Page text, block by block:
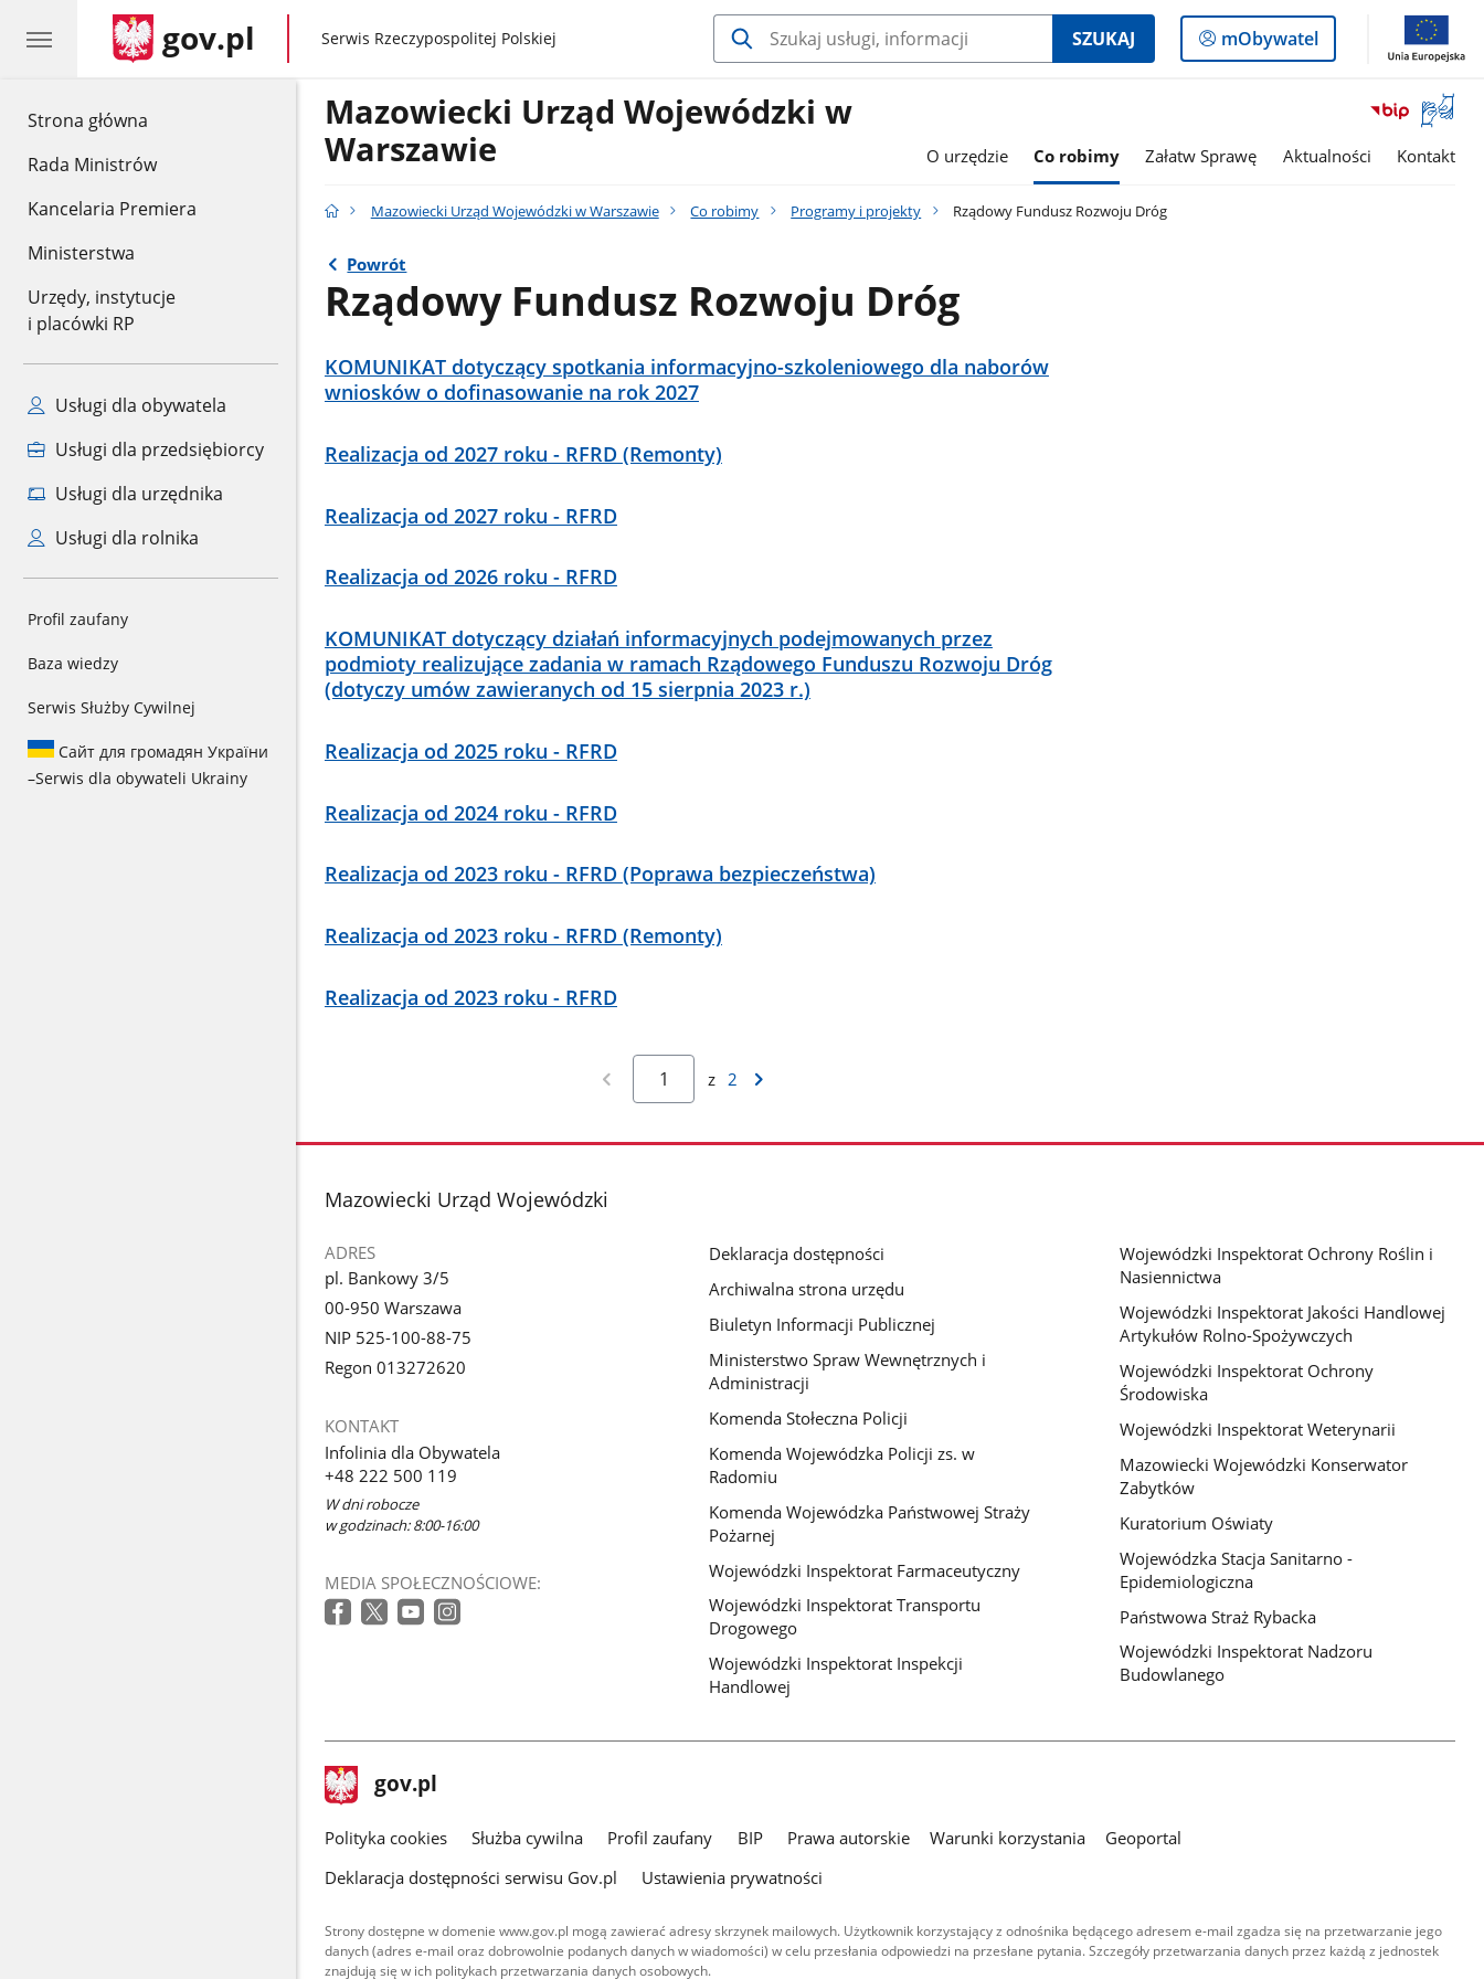
Strona główna
Rada Ministrów
Kancelaria Premiera
Ministerstwa
Urzędy, instytucje
i placówki RP
Usługi dla obywatela
Usługi dla przedsiębiorcy
Usługi dla urzędnika
Usługi dla rolnika
Profil zaufany
Baza wiedzy
Serwis Służby Cywilnej
Сайт для громадян України
–Serwis dla obywateli Ukrainy
gov.pl gov.pl
Serwis Rzeczypospolitej Polskiej SZUKAJ
Logowanie
do
mObywatel
Otwórz
okno
z
Mazowiecki Urząd Wojewódzki w
Warszawie
O urzędzie Co robimy Załatw Sprawę Aktualności Kontakt
Mazowiecki Urząd Wojewódzki w Warszawie Co robimy Programy i projekty Rządowy Fundusz Rozwoju Dróg
Powrót
Rządowy Fundusz Rozwoju Dróg
KOMUNIKAT dotyczący spotkania informacyjno-szkoleniowego dla naborów
wniosków o dofinasowanie na rok 2027
Realizacja od 2027 roku - RFRD (Remonty)
Realizacja od 2027 roku - RFRD
Realizacja od 2026 roku - RFRD
KOMUNIKAT dotyczący działań informacyjnych podejmowanych przez
podmioty realizujące zadania w ramach Rządowego Funduszu Rozwoju Dróg
(dotyczy umów zawieranych od 15 sierpnia 2023 r.)
Realizacja od 2025 roku - RFRD
Realizacja od 2024 roku - RFRD
Realizacja od 2023 roku - RFRD (Poprawa bezpieczeństwa)
Realizacja od 2023 roku - RFRD (Remonty)
Realizacja od 2023 roku - RFRD
z 2
stopka
Mazowiecki Urząd Wojewódzki
ADRES
pl. Bankowy 3/5
00-950 Warszawa
NIP 525-100-88-75
Regon 013272620
KONTAKT
Infolinia dla Obywatela
+48 222 500 119
W dni robocze
w godzinach: 8:00-16:00
MEDIA SPOŁECZNOŚCIOWE:
Deklaracja dostępności
Archiwalna strona urzędu
Biuletyn Informacji Publicznej
Ministerstwo Spraw Wewnętrznych i
Administracji
Komenda Stołeczna Policji
Komenda Wojewódzka Policji zs. w
Radomiu
Komenda Wojewódzka Państwowej Straży
Pożarnej
Wojewódzki Inspektorat Farmaceutyczny
Wojewódzki Inspektorat Transportu
Drogowego
Wojewódzki Inspektorat Inspekcji
Handlowej
Wojewódzki Inspektorat Ochrony Roślin i
Nasiennictwa
Wojewódzki Inspektorat Jakości Handlowej
Artykułów Rolno-Spożywczych
Wojewódzki Inspektorat Ochrony
Środowiska
Wojewódzki Inspektorat Weterynarii
Mazowiecki Wojewódzki Konserwator
Zabytków
Kuratorium Oświaty
Wojewódzka Stacja Sanitarno -
Epidemiologiczna
Państwowa Straż Rybacka
Wojewódzki Inspektorat Nadzoru
Budowlanego
stopka
gov.pl Strona
gov.pl
gov.pl
Polityka cookies Służba cywilna Profil zaufany BIP Prawa autorskie Warunki korzystania
Geoportal
Deklaracja dostępności serwisu Gov.pl
Ustawienia prywatności
Strony dostępne w domenie www.gov.pl mogą zawierać adresy skrzynek mailowych. Użytkownik korzystający z odnośnika będącego adresem e-mail zgadza się na przetwarzanie jego
danych (adres e-mail oraz dobrowolnie podanych danych w wiadomości) w celu przesłania odpowiedzi na przesłane pytania. Szczegóły przetwarzania danych przez każdą z jednostek
znajdują się w ich politykach przetwarzania danych osobowych.